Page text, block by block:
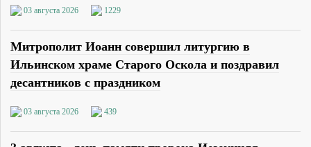
03 августа 2026 1229
Митрополит Иоанн совершил литургию в
Ильинском храме Старого Оскола и поздравил
десантников с праздником
03 августа 2026 439